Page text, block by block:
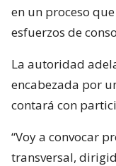
en un proceso
esfuerzos de
La autoridad
encabezada por
contará con
“Voy a convocar
transversal,